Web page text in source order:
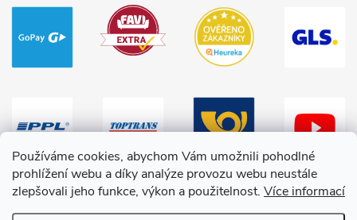
Používáme cookies, abychom Vám umožnili pohodlné
prohlížení webu a díky analýze provozu webu neustále
zlepšovali jeho funkce, výkon a použitelnost. Více informací